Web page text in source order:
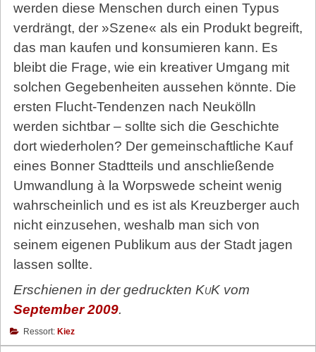
werden diese Menschen durch einen Typus
verdrängt, der »Szene« als ein Produkt begreift,
das man kaufen und konsumieren kann. Es
bleibt die Frage, wie ein kreativer Umgang mit
solchen Gegebenheiten aussehen könnte. Die
ersten Flucht-Tendenzen nach Neukölln
werden sichtbar – sollte sich die Geschichte
dort wiederholen? Der gemeinschaftliche Kauf
eines Bonner Stadtteils und anschließende
Umwandlung à la Worpswede scheint wenig
wahrscheinlich und es ist als Kreuzberger auch
nicht einzusehen, weshalb man sich von
seinem eigenen Publikum aus der Stadt jagen
lassen sollte.
Erschienen in der gedruckten KuKvom
September 2009.
Ressort: Kiez